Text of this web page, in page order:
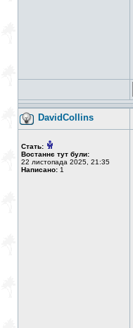
DavidCollins
Стать:
Востаннє тут були:
22 листопада 2025, 21:35
Написано: 1